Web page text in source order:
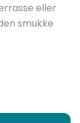
eller
smukke